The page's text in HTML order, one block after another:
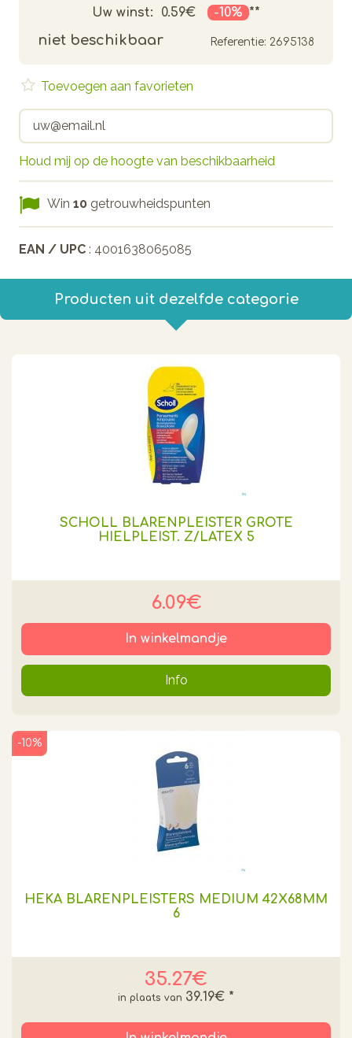
Uw winst: 0.59€ -10% **
niet beschikbaar Referentie: 2695138
Houd mij op de hoogte van beschikbaarheid
Toevoegen aan favorieten
Win 10 getrouwheidspunten
EAN / UPC : 4001638065085
Producten uit dezelfde categorie
SCHOLL BLARENPLEISTER GROTE
HIELPLEIST. Z/LATEX 5
6.09€
In winkelmandje
Info
HEKA BLARENPLEISTERS MEDIUM 42X68MM
6
35.27€
-10%
39.19€ *